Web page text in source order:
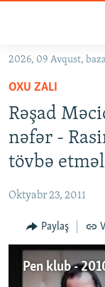
Əsas
qayıt
Əsas
naviqasiyaya
qayıt
Axtarışa
#İZAHLA
KORRUPSIOMETR
#ƏSLINDƏ
QANUNI DOĞRU
ARAŞDIRMA
MULTIMEDIA
VIDEO
RADIO ARXIV
2026, 09 Avqust,
OXU ZALI
Rəşad
nəfər -
tövbə
Oktyabr 23, 2011
Paylaş
Pen klub -